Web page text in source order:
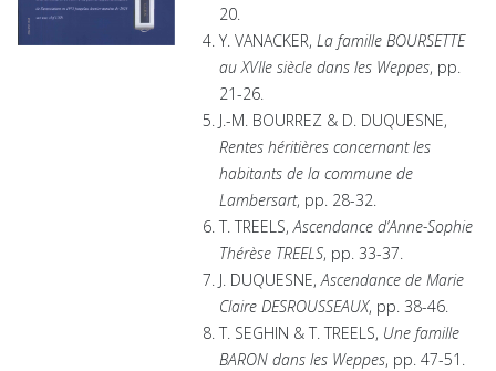
20.
Y. VANACKER, La famille BOURSETTE
au XVIIe siècle dans les Weppes, pp.
21-26.
J.-M. BOURREZ & D. DUQUESNE,
Rentes héritières concernant les
habitants de la commune de
Lambersart, pp. 28-32.
T. TREELS,Ascendance d’Anne-Sophie
Thérèse TREELS, pp. 33-37.
J. DUQUESNE,Ascendance de Marie
Claire DESROUSSEAUX, pp. 38-46.
T. SEGHIN & T. TREELS, Une famille
BARON dans les Weppes, pp. 47-51.